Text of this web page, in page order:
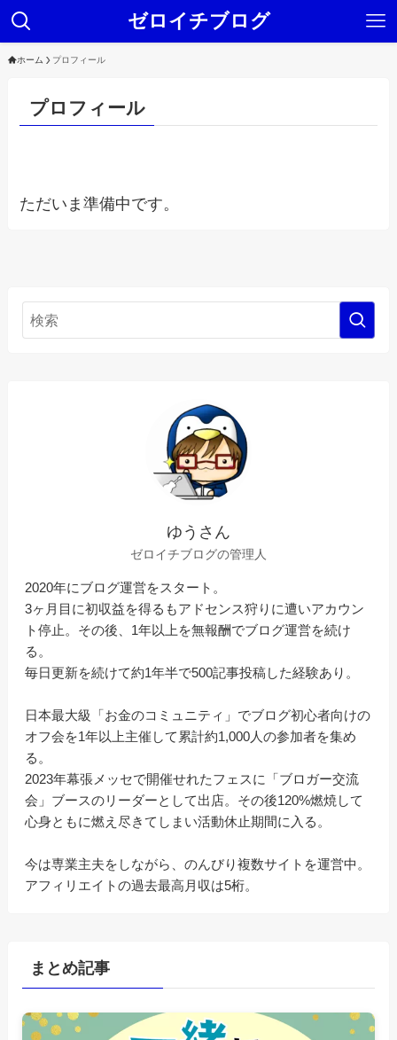
ゼロイチブログ
ホーム プロフィール
プロフィール
ただいま準備中です。
ゆうさん
ゼロイチブログの管理人
2020年にブログ運営をスタート。
3ヶ月目に初収益を得るもアドセンス狩りに遭いアカウン
ト停止。その後、1年以上を無報酬でブログ運営を続け
る。
毎日更新を続けて約1年半で500記事投稿した経験あり。
日本最大級「お金のコミュニティ」でブログ初心者向けの
オフ会を1年以上主催して累計約1,000人の参加者を集め
る。
2023年幕張メッセで開催せれたフェスに「ブロガー交流
会」ブースのリーダーとして出店。その後120%燃焼して
心身ともに燃え尽きてしまい活動休止期間に入る。
今は専業主夫をしながら、のんびり複数サイトを運営中。
アフィリエイトの過去最高月収は5桁。
まとめ記事